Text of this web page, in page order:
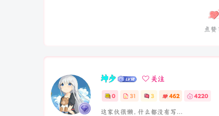
点赞
坤少 关注
0 31 3 462 4220
这家伙很懒，什么都没有写...